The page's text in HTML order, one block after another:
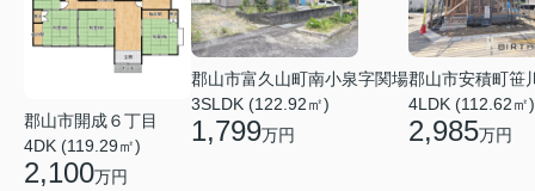
郡山市開成６丁目
4DK (119.29㎡)
2,100万円
郡山市富久山町南小泉字関場
3SLDK (122.92㎡)
1,799万円
郡山市安積町笹
4LDK (112.62㎡)
2,985万円